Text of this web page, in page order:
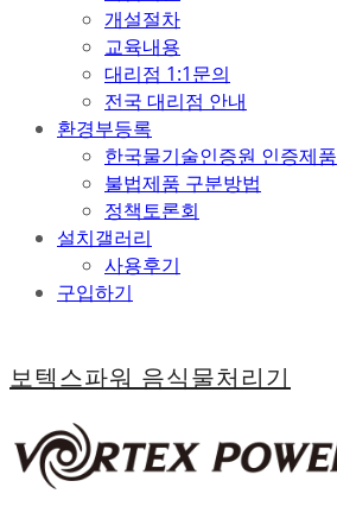
개설절차
교육내용
대리점 1:1문의
전국 대리점 안내
환경부등록
한국물기술인증원 인증제품
불법제품 구분방법
정책토론회
설치갤러리
사용후기
구입하기
보텍스파워 음식물처리기